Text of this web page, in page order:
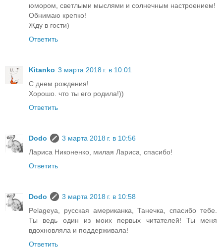
юмором, светлыми мыслями и солнечным настроением!
Обнимаю крепко!
Жду в гости)
Ответить
Kitanko 3 марта 2018 г. в 10:01
С днем рождения!
Хорошо. что ты его родила!))
Ответить
Dodo
3 марта 2018 г. в 10:56
Лариса Никоненко, милая Лариса, спасибо!
Ответить
Dodo
3 марта 2018 г. в 10:58
Pelageya, русская американка, Танечка, спасибо тебе.
Ты ведь один из моих первых читателей! Ты меня
вдохновляла и поддерживала!
Ответить